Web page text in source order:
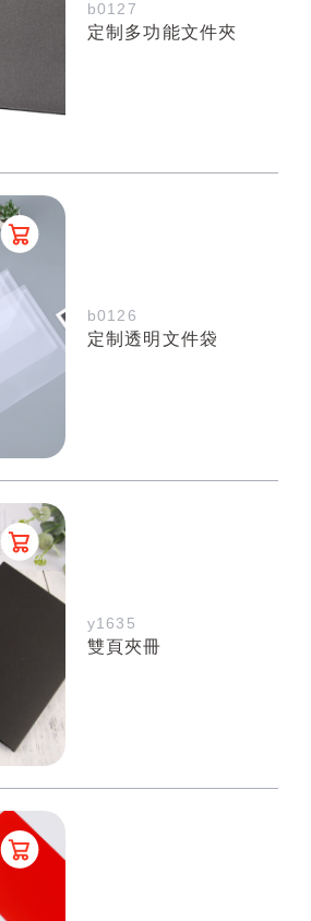
b0127
定制多功能文件夾
b0126
定制透明文件袋
y1635
雙頁夾冊